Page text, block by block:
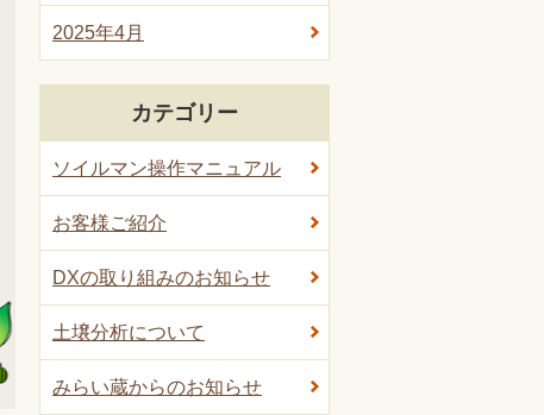
2025年4月
カテゴリー
ソイルマン操作マニュアル
お客様ご紹介
DXの取り組みのお知らせ
土壌分析について
みらい蔵からのお知らせ